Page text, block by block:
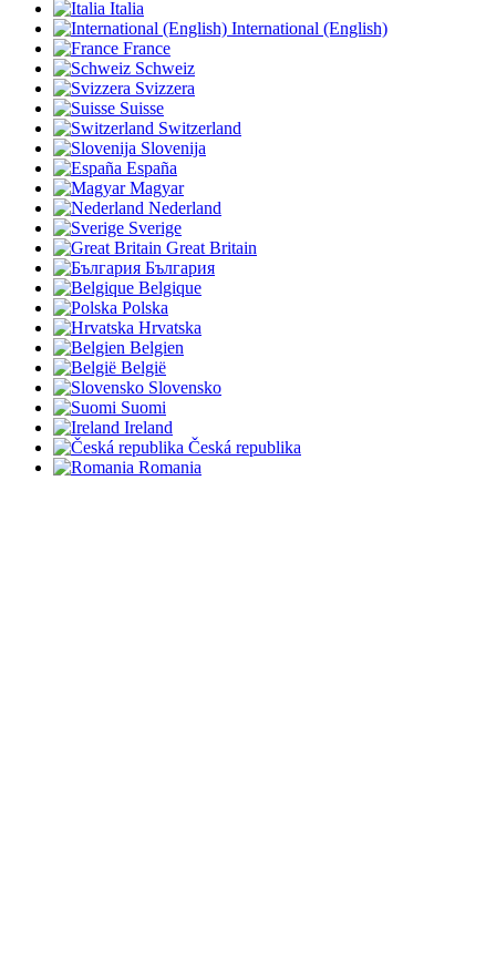
Italia
International (English)
France
Schweiz
Svizzera
Suisse
Switzerland
Slovenija
España
Magyar
Nederland
Sverige
Great Britain
България
Belgique
Polska
Hrvatska
Belgien
België
Slovensko
Suomi
Ireland
Česká republika
Romania